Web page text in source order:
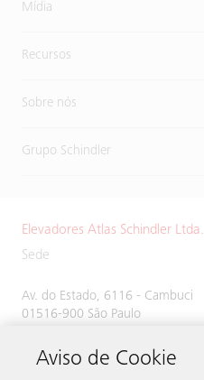
Mídia
Recursos
Sobre nós
Grupo Schindler
Elevadores Atlas Schindler Ltda.
Sede
Av. do Estado, 6116 - Cambuci
01516-900 São Paulo
Aviso de Cookie